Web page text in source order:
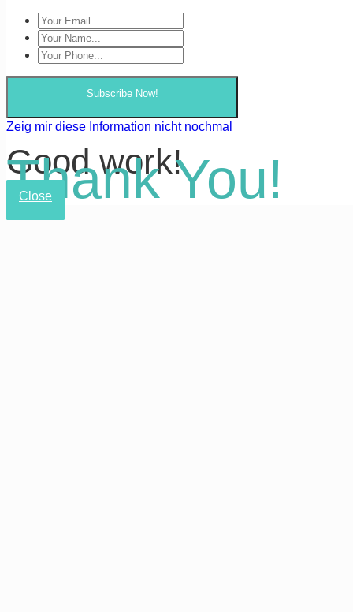
Subscribe Now!
Zeig mir diese Information nicht nochmal
Good work!
Thank You!
Close